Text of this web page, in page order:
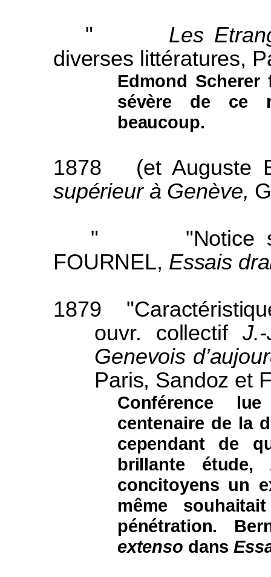
"
Les
diverses littératures,
Edmond
sévère de ce
beaucoup.
1878
(et Auguste
supérieur à Genève,
"
"Notice
FOURNEL, Essais
1879
ouvr. collectif
Genevois
Paris, Sandoz et
Conférence
centenaire de la
cependant de
brillante
concitoyens un
même
pénétration.
extenso dans